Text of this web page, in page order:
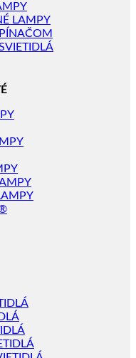
LAMPY